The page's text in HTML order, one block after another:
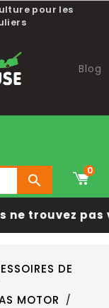
pour les
Blog

0
ne trouvez
DE
MOTOR